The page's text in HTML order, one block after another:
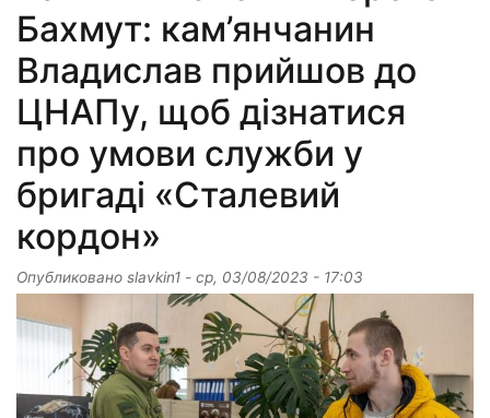
Бахмут: кам’янчанин
Владислав прийшов до
ЦНАПу, щоб дізнатися
про умови служби у
бригаді «Сталевий
кордон»
Опубликовано slavkin1 - ср, 03/08/2023 - 17:03